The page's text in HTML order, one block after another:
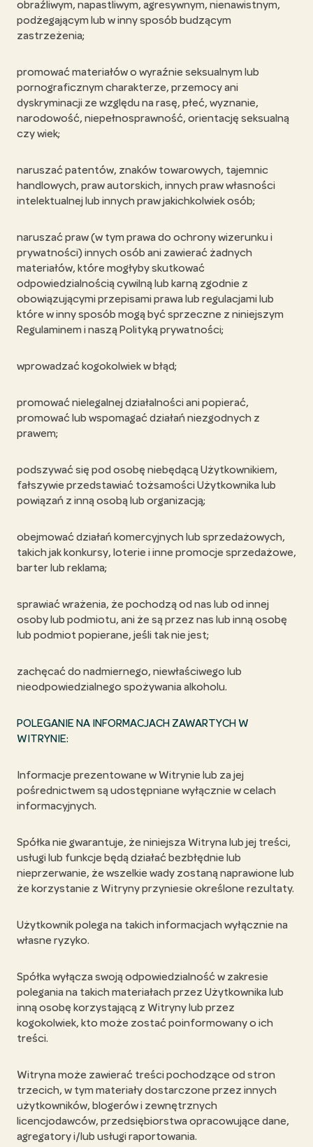
obraźliwym, napastliwym, agresywnym, nienawistnym,
podżegającym lub w inny sposób budzącym
zastrzeżenia;
promować materiałów o wyraźnie seksualnym lub
pornograficznym charakterze, przemocy ani
dyskryminacji ze względu na rasę, płeć, wyznanie,
narodowość, niepełnosprawność, orientację seksualną
czy wiek;
naruszać patentów, znaków towarowych, tajemnic
handlowych, praw autorskich, innych praw własności
intelektualnej lub innych praw jakichkolwiek osób;
naruszać praw (w tym prawa do ochrony wizerunku i
prywatności) innych osób ani zawierać żadnych
materiałów, które mogłyby skutkować
odpowiedzialnością cywilną lub karną zgodnie z
obowiązującymi przepisami prawa lub regulacjami lub
które w inny sposób mogą być sprzeczne z niniejszym
Regulaminem i naszą Polityką prywatności;
wprowadzać kogokolwiek w błąd;
promować nielegalnej działalności ani popierać,
promować lub wspomagać działań niezgodnych z
prawem;
podszywać się pod osobę niebędącą Użytkownikiem,
fałszywie przedstawiać tożsamości Użytkownika lub
powiązań z inną osobą lub organizacją;
obejmować działań komercyjnych lub sprzedażowych,
takich jak konkursy, loterie i inne promocje sprzedażowe,
barter lub reklama;
sprawiać wrażenia, że pochodzą od nas lub od innej
osoby lub podmiotu, ani że są przez nas lub inną osobę
lub podmiot popierane, jeśli tak nie jest;
zachęcać do nadmiernego, niewłaściwego lub
nieodpowiedzialnego spożywania alkoholu.
POLEGANIE NA INFORMACJACH ZAWARTYCH W
WITRYNIE:
Informacje prezentowane w Witrynie lub za jej
pośrednictwem są udostępniane wyłącznie w celach
informacyjnych.
Spółka nie gwarantuje, że niniejsza Witryna lub jej treści,
usługi lub funkcje będą działać bezbłędnie lub
nieprzerwanie, że wszelkie wady zostaną naprawione lub
że korzystanie z Witryny przyniesie określone rezultaty.
Użytkownik polega na takich informacjach wyłącznie na
własne ryzyko.
Spółka wyłącza swoją odpowiedzialność w zakresie
polegania na takich materiałach przez Użytkownika lub
inną osobę korzystającą z Witryny lub przez
kogokolwiek, kto może zostać poinformowany o ich
treści.
Witryna może zawierać treści pochodzące od stron
trzecich, w tym materiały dostarczone przez innych
użytkowników, blogerów i zewnętrznych
licencjodawców, przedsiębiorstwa opracowujące dane,
agregatory i/lub usługi raportowania.